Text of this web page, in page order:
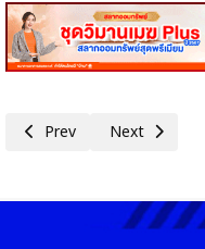
Previous article: KAsset ชู
Prev Next article:
Next